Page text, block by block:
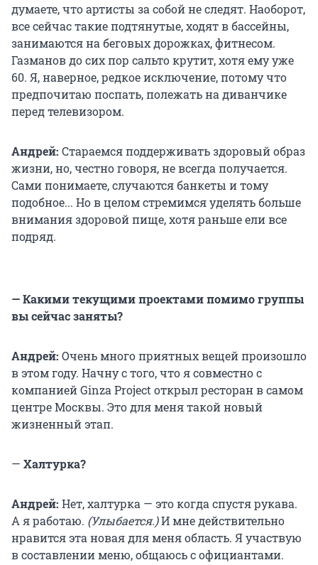
думаете, что артисты за собой не следят. Наоборот,
все сейчас такие подтянутые, ходят в бассейны,
занимаются на беговых дорожках, фитнесом.
Газманов до сих пор сальто крутит, хотя ему уже
60. Я, наверное, редкое исключение, потому что
предпочитаю поспать, полежать на диванчике
перед телевизором.
Андрей: Стараемся поддерживать здоровый образ
жизни, но, честно говоря, не всегда получается.
Сами понимаете, случаются банкеты и тому
подобное... Но в целом стремимся уделять больше
внимания здоровой пище, хотя раньше ели все
подряд.
— Какими текущими проектами помимо группы
вы сейчас заняты?
Андрей: Очень много приятных вещей произошло
в этом году. Начну с того, что я совместно с
компанией Ginza Project открыл ресторан в самом
центре Москвы. Это для меня такой новый
жизненный этап.
— Халтурка?
Андрей: Нет, халтурка — это когда спустя рукава.
А я работаю. (Улыбается.)И мне действительно
нравится эта новая для меня область. Я участвую
в составлении меню, общаюсь с официантами.